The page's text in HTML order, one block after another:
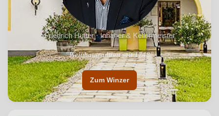
Friedrich Hutter · Inhaber & Kellermeister
"Weinbautradtion seit 1748"
Zum Winzer